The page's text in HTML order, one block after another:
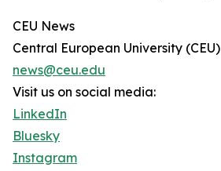
CEU News
Central European University (CEU)
news@ceu.edu
Visit us on social media:
LinkedIn
Bluesky
Instagram